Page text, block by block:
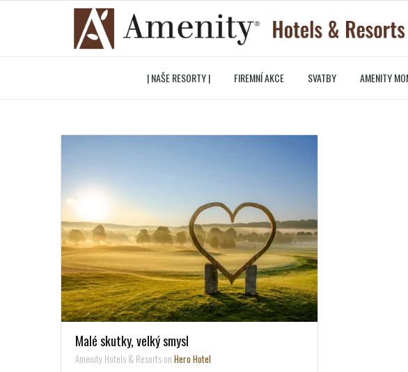
| NAŠE RESORTY | FIREMNÍ AKCE SVATBY AMENITY
Malé skutky, velký smysl
Amenity Hotels & Resorts on Hero Hotel